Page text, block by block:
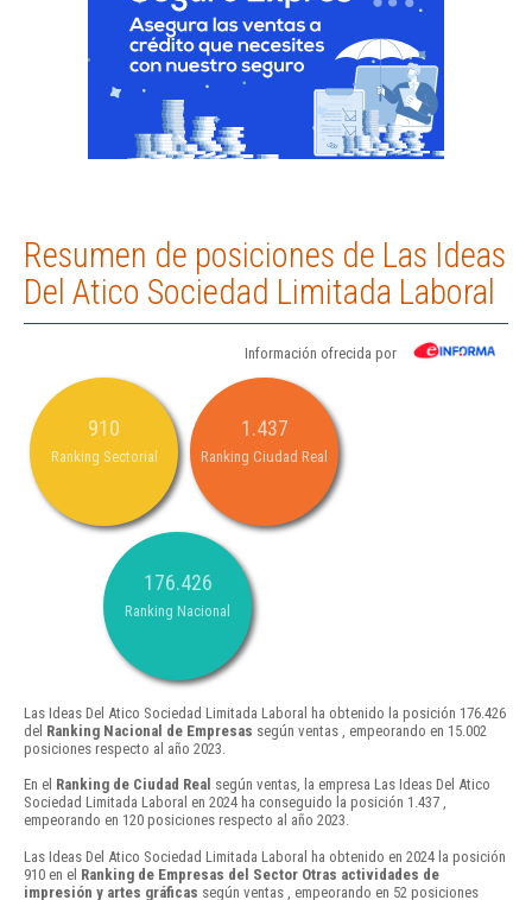
Resumen de posiciones de Las Ideas
Del Atico Sociedad Limitada Laboral
Información ofrecida por
910
Ranking Sectorial
1.437
Ranking Ciudad Real
176.426
Ranking Nacional
Las Ideas Del Atico Sociedad Limitada Laboral ha obtenido la posición 176.426
del Ranking Nacional de Empresas según ventas , empeorando en 15.002
posiciones respecto al año 2023.
En el Ranking de Ciudad Real según ventas, la empresa Las Ideas Del Atico
Sociedad Limitada Laboral en 2024 ha conseguido la posición 1.437 ,
empeorando en 120 posiciones respecto al año 2023.
Las Ideas Del Atico Sociedad Limitada Laboral ha obtenido en 2024 la posición
910 en el Ranking de Empresas del Sector Otras actividades de
impresión y artes gráficas según ventas , empeorando en 52 posiciones